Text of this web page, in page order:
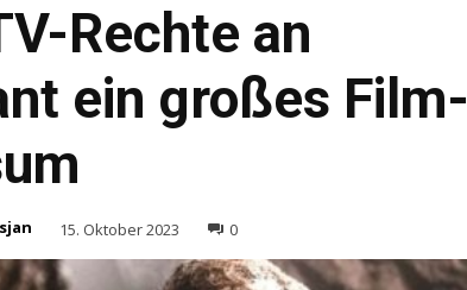
Rechte an
ein großes Film-
15. Oktober 2023 0